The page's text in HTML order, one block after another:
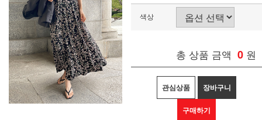
색상
총 상품 금액 0 원
관심상품 장바구니
구매하기